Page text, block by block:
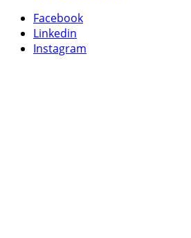
Facebook
Linkedin
Instagram